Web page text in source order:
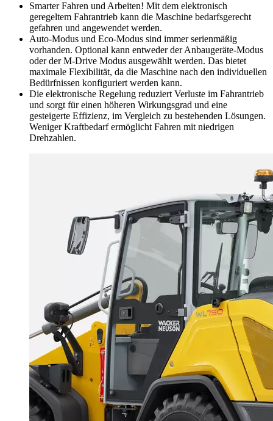
Smarter Fahren und Arbeiten! Mit dem elektronisch
geregeltem Fahrantrieb kann die Maschine bedarfsgerecht
gefahren und angewendet werden.
Auto-Modus und Eco-Modus sind immer serienmäßig
vorhanden. Optional kann entweder der Anbaugeräte-Modus
oder der M-Drive Modus ausgewählt werden. Das bietet
maximale Flexibilität, da die Maschine nach den individuellen
Bedürfnissen konfiguriert werden kann.
Die elektronische Regelung reduziert Verluste im Fahrantrieb
und sorgt für einen höheren Wirkungsgrad und eine
gesteigerte Effizienz, im Vergleich zu bestehenden Lösungen.
Weniger Kraftbedarf ermöglicht Fahren mit niedrigen
Drehzahlen.